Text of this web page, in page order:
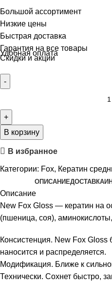
Большой ассортимент
Низкие цены
Быстрая доставка
Гарантия на все товары
Удобная оплата
Скидки и акции
В корзину
В избранное
Категории: Fox, Кератин
ОПИСАНИЕДОСТАВКА
Описание
New Fox Gloss — кератин на
(пшеница, соя),
Консистенция. New Fox Gloss
наносится и распределяется.
Модификация. Ближе к
Технически. Сохнет быстро,